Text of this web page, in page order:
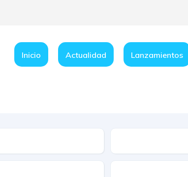
Inicio Actualidad Lanzamientos